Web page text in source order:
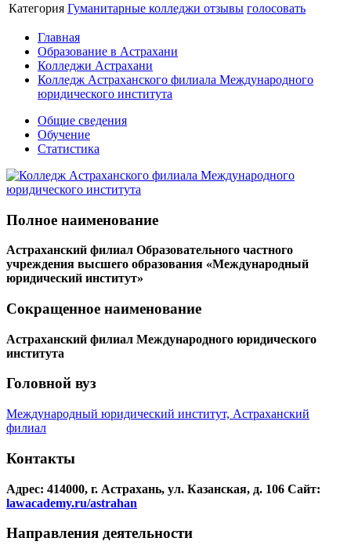
Категория Гуманитарные колледжи отзывы голосовать
Главная
Образование в Астрахани
Колледжи Астрахани
Колледж Астраханского филиала Международного
юридического института
Общие сведения
Обучение
Статистика
Полное наименование
Астраханский филиал Образовательного частного
учреждения высшего образования «Международный
юридический институт»
Сокращенное наименование
Астраханский филиал Международного юридического
института
Головной вуз
Международный юридический институт, Астраханский
филиал
Контакты
Адрес: 414000, г. Астрахань, ул. Казанская, д. 106 Сайт:
lawacademy.ru/astrahan
Направления деятельности